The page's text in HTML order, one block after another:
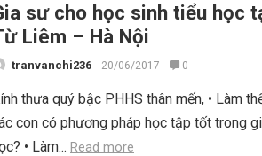
sư cho học sinh tiểu học
Liêm – Hà Nội
tranvanchi236 20/06/2017 0
thưa quý bậc PHHS thân mến, • Làm
con có phương pháp học tập tốt trong
• Làm... Read more